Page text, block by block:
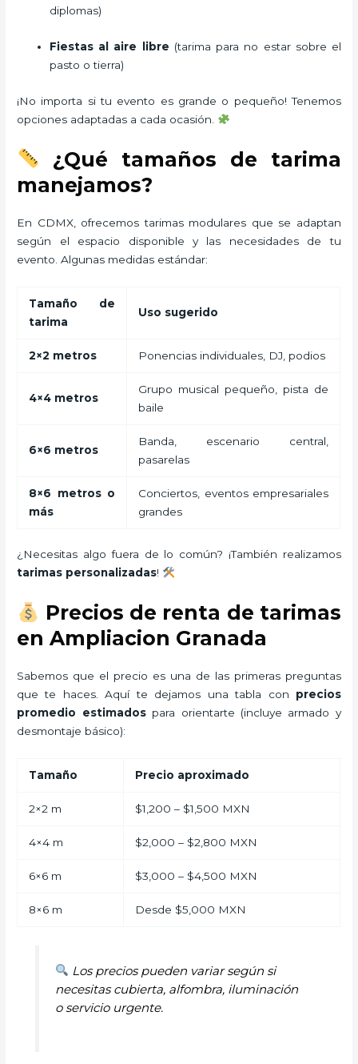
diplomas)
Fiestas al aire libre (tarima para no estar sobre el
pasto o tierra)
¡No importa si tu evento es grande o pequeño! Tenemos
opciones adaptadas a cada ocasión.
¿Qué tamaños de tarima
manejamos?
En CDMX, ofrecemos tarimas modulares que se adaptan
según el espacio disponible y las necesidades de tu
evento. Algunas medidas estándar:
Tamaño de
tarima
Uso sugerido
2×2 metros Ponencias individuales, DJ, podios
4×4 metros
Grupo musical pequeño, pista de
baile
6×6 metros
Banda, escenario central,
pasarelas
8×6 metros o
más
Conciertos, eventos empresariales
grandes
¿Necesitas algo fuera de lo común? ¡También realizamos
tarimas personalizadas!
Precios de renta de tarimas
en Ampliacion Granada
Sabemos que el precio es una de las primeras preguntas
que te haces. Aquí te dejamos una tabla con precios
promedio estimadospara orientarte (incluye armado y
desmontaje básico):
Tamaño Precio aproximado
2×2 m $1,200 – $1,500 MXN
4×4 m $2,000 – $2,800 MXN
6×6 m $3,000 – $4,500 MXN
8×6 m Desde $5,000 MXN
Los precios pueden variar según si
necesitas cubierta, alfombra, iluminación
o servicio urgente.